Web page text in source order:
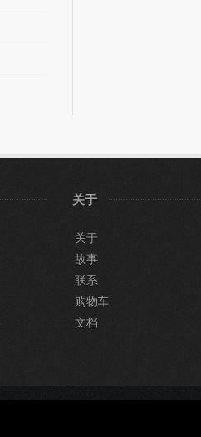
关于
关于
故事
联系
购物车
文档